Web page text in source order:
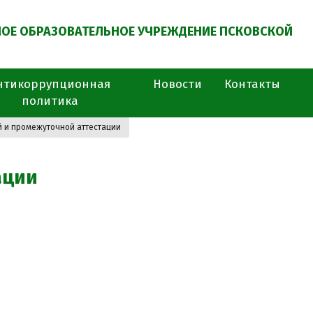
ОБРАЗОВАТЕЛЬНОЕ УЧРЕЖДЕНИЕ ПСКОВСКОЙ
политика
Новости Контакты
промежуточной аттестации